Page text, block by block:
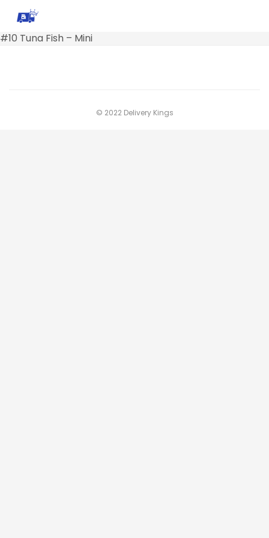
#10 Tuna Fish – Mini
© 2022 Delivery Kings